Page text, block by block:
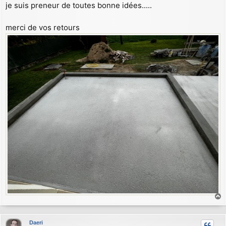
je suis preneur de toutes bonne idées.....
merci de vos retours
a
u
Daeri